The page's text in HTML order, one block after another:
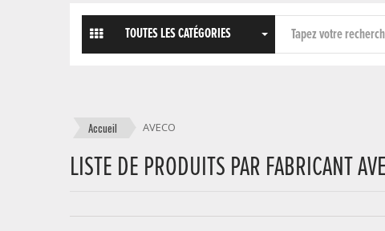
TOUTES LES CATÉGORIES
Accueil AVECO
LISTE DE PRODUITS PAR FABRICANT